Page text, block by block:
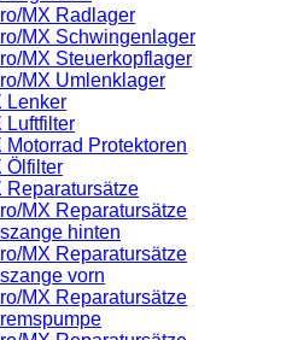
MX Radlager
MX Schwingenlager
MX Steuerkopflager
MX Umlenklager
Lenker
Luftfilter
Motorrad Protektoren
Ölfilter
Reparatursätze
MX Reparatursätze
hinten
MX Reparatursätze
vorn
MX Reparatursätze